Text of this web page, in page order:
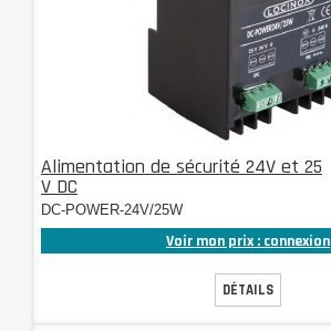
Alimentation de sécurité 24V et 25
V DC
DC-POWER-24V/25W
Voir mon prix : connexion
DÉTAILS